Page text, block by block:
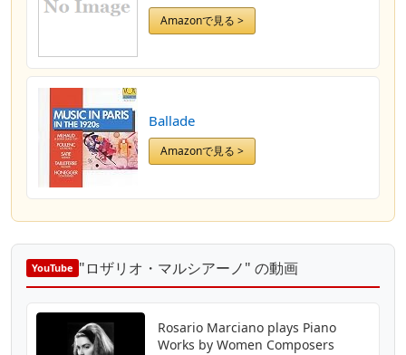
Amazonで見る >
Ballade
Amazonで見る >
YouTube "ロザリオ・マルシアーノ" の動画
Rosario Marciano plays Piano
Works by Women Composers